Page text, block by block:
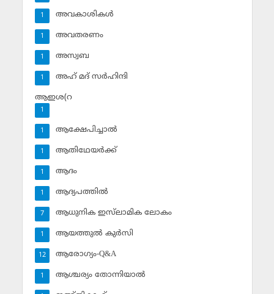
അവകാശികള്‍
1
അവതരണം
1
അസ്വബ
1
അഹ് മദ് സര്‍ഹിന്ദി
1
ആഇശ(റ
1
ആക്ഷേപിച്ചാല്‍
1
ആതിഥേയര്‍ക്ക്
1
ആദം
1
ആദ്യപത്തില്‍
1
ആധുനിക ഇസ്‌ലാമിക ലോകം
7
ആയത്തുല്‍ കുര്‍സി
1
ആരോഗ്യം-Q&A
12
ആശ്ചര്യം തോന്നിയാല്‍
1